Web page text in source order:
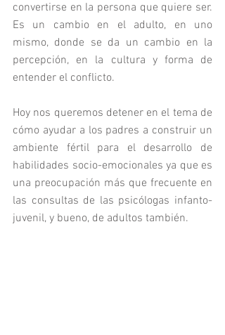
convertirse en la persona que quiere ser.
Es un cambio en el adulto, en uno
mismo, donde se da un cambio en la
percepción, en la cultura y forma de
entender el conflicto.
Hoy nos queremos detener en el tema de
cómo ayudar a los padres a construir un
ambiente fértil para el desarrollo de
habilidades socio-emocionales ya que es
una preocupación más que frecuente en
las consultas de las psicólogas infanto-
juvenil, y bueno, de adultos también.